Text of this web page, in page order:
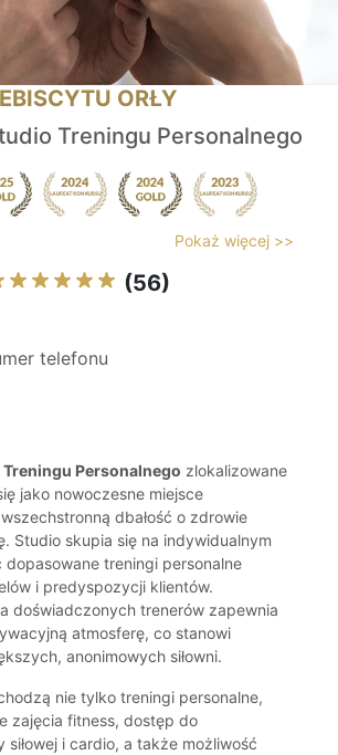
ORŁY
Treningu Personalnego
Pokaż więcej >>
(56)
telefonu
Treningu Personalnego zlokalizowane
jako nowoczesne miejsce
dbałość o zdrowie
Studio skupia się na indywidualnym
dopasowane treningi personalne
i predyspozycji klientów.
doświadczonych trenerów zapewnia
atmosferę, co stanowi
anonimowych siłowni.
nie tylko treningi personalne,
zajęcia fitness, dostęp do
siłowej i cardio, a także możliwość